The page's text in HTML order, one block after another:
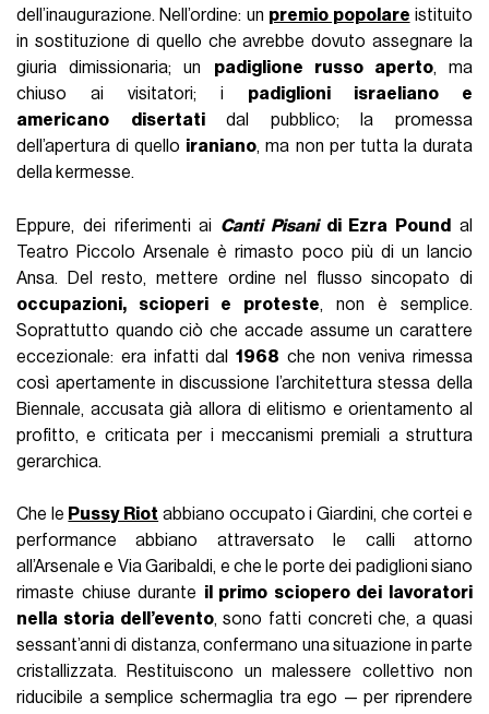
dell’inaugurazione. Nell’ordine: un premio popolare istituito
in sostituzione di quello che avrebbe dovuto assegnare la
giuria dimissionaria; un padiglione russo aperto, ma
chiuso ai visitatori; i padiglioni israeliano e
americano
disertatidal pubblico; la promessa
dell’apertura di quello iraniano, ma non per tutta la durata
della kermesse.
Eppure, dei riferimenti ai Canti Pisanidi Ezra Pound
al
Teatro Piccolo Arsenale è rimasto poco più di un lancio
Ansa. Del resto, mettere ordine nel flusso sincopato di
occupazioni, scioperi e proteste, non è semplice.
Soprattutto quando ciò che accade assume un carattere
eccezionale: era infatti dal 1968 che non veniva rimessa
così apertamente in discussione l’architettura stessa della
Biennale, accusata già allora di elitismo e orientamento al
profitto, e criticata per i meccanismi premiali a struttura
gerarchica.
Che le Pussy Riot abbiano occupato i Giardini, che cortei e
performance abbiano attraversato le calli attorno
all’Arsenale e Via Garibaldi, e che le porte dei padiglioni siano
rimaste chiuse durante il primo sciopero dei lavoratori
nella storia dell’evento, sono fatti concreti che, a quasi
sessant’anni di distanza, confermano una situazione in parte
cristallizzata. Restituiscono un malessere collettivo non
riducibile a semplice schermaglia tra ego — per riprendere